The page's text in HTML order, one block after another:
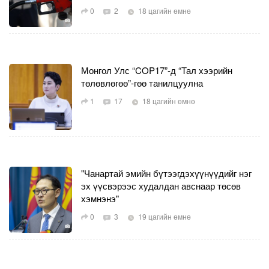
0 2 18 цагийн өмнө
Монгол Улс “COP17”-д “Тал хээрийн
төлөвлөгөө”-гөө танилцуулна
1 17 18 цагийн өмнө
"Чанартай эмийн бүтээгдэхүүнүүдийг нэг
эх үүсвэрээс худалдан авснаар төсөв
хэмнэнэ"
0 3 19 цагийн өмнө